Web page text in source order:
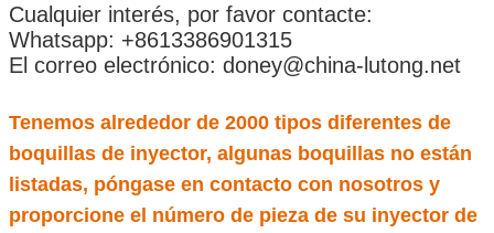
Cualquier interés, por favor contacte:
Whatsapp: +8613386901315
El correo electrónico: doney@china-lutong.net
Tenemos alrededor de 2000 tipos diferentes de
boquillas de inyector, algunas boquillas no están
listadas, póngase en contacto con nosotros y
proporcione el número de pieza de su inyector de